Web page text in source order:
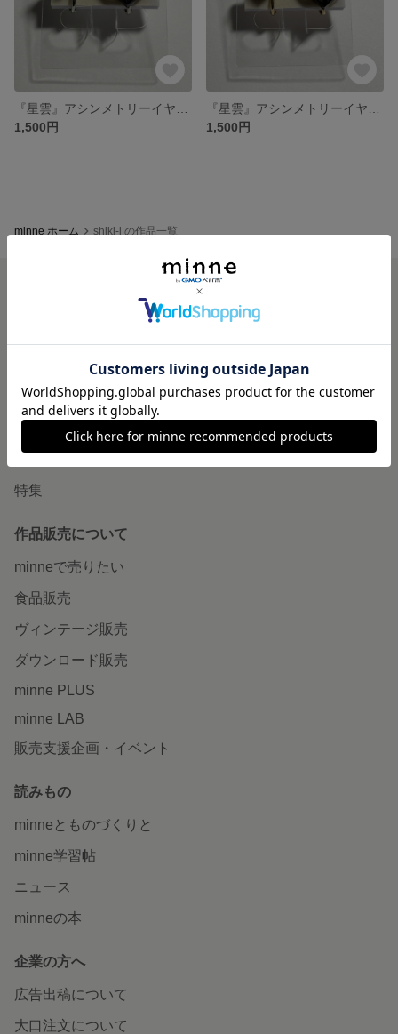
1,500円
1,500円
minne ホーム shiki-i の作品一覧
minneで買いたい
作品をさがす
ショップをさがす
特集
作品販売について
minneで売りたい
食品販売
ヴィンテージ販売
ダウンロード販売
minne PLUS
minne LAB
販売支援企画・イベント
読みもの
minneとものづくりと
minne学習帖
ニュース
minneの本
企業の方へ
広告出稿について
大口注文について